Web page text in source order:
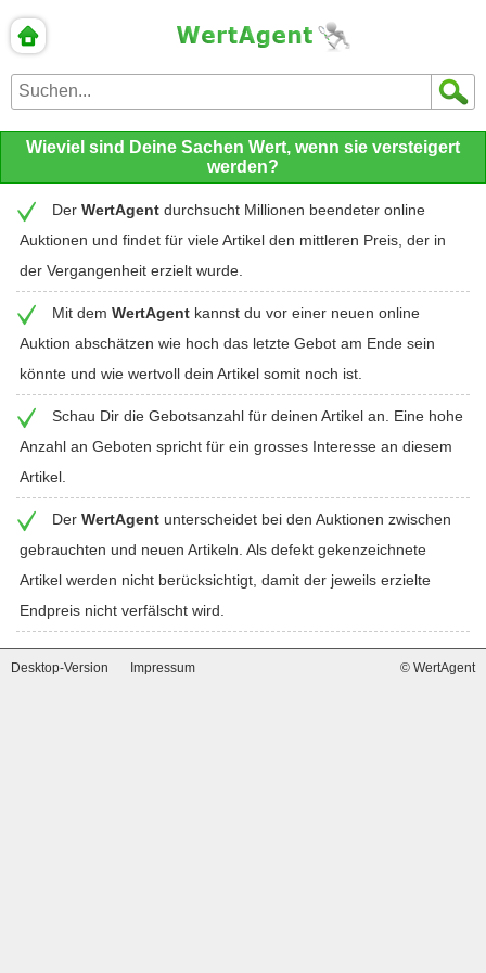
Wieviel sind Deine Sachen Wert, wenn sie versteigert
werden?
Der WertAgent durchsucht Millionen beendeter online
Auktionen und findet für viele Artikel den mittleren Preis, der in
der Vergangenheit erzielt wurde.
Mit dem WertAgent kannst du vor einer neuen online
Auktion abschätzen wie hoch das letzte Gebot am Ende sein
könnte und wie wertvoll dein Artikel somit noch ist.
Schau Dir die Gebotsanzahl für deinen Artikel an. Eine hohe
Anzahl an Geboten spricht für ein grosses Interesse an diesem
Artikel.
Der WertAgent unterscheidet bei den Auktionen zwischen
gebrauchten und neuen Artikeln. Als defekt gekenzeichnete
Artikel werden nicht berücksichtigt, damit der jeweils erzielte
Endpreis nicht verfälscht wird.
Desktop-Version Impressum © WertAgent